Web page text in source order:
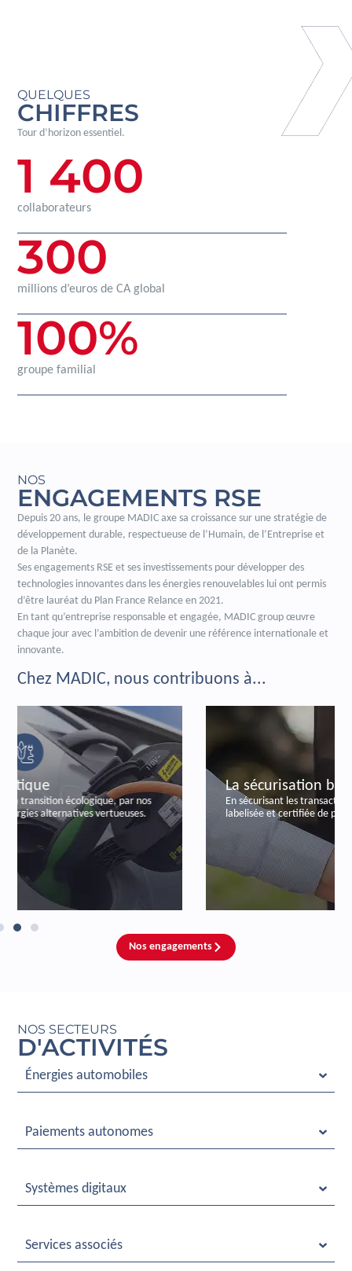
QUELQUES
CHIFFRES
Tour d’horizon essentiel.
collaborateurs
1 400
millions d’euros de CA global
300
groupe familial
100%
NOS
ENGAGEMENTS RSE
Depuis 20 ans, le groupe MADIC axe sa croissance sur une stratégie de
développement durable, respectueuse de l’Humain, de l’Entreprise et
de la Planète.
Ses engagements RSE et ses investissements pour développer des
technologies innovantes dans les énergies renouvelables lui ont permis
d’être lauréat du Plan France Relance en 2021.
En tant qu’entreprise responsable et engagée, MADIC group œuvre
chaque jour avec l’ambition de devenir une référence internationale et
innovante.
Chez MADIC, nous contribuons à...
La sécurisation bancaire
En sécurisant les transactions bancaires, par notre offre
labelisée et certifiée de paiements autonomes.
Nos engagements
NOS SECTEURS
D'ACTIVITÉS
Énergies automobiles
Paiements autonomes
Systèmes digitaux
Services associés